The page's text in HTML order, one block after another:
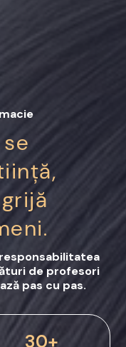
de profesori
pas cu pas.
30+